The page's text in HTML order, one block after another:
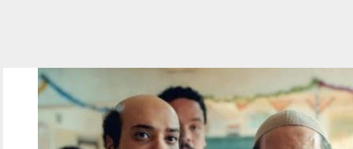
010603.jpg